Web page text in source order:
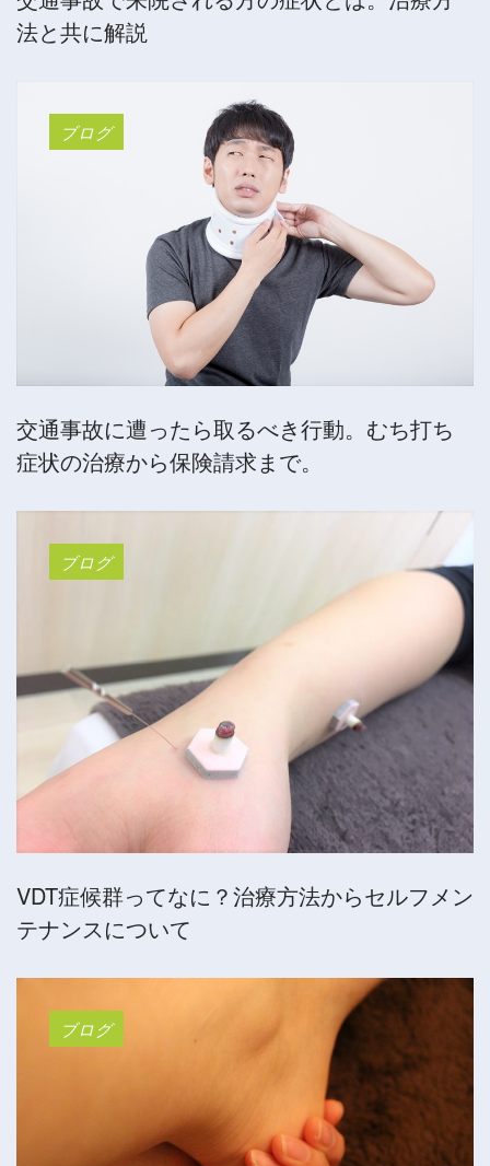
法と共に解説
ブログ
交通事故に遭ったら取るべき行動。むち打ち
症状の治療から保険請求まで。
ブログ
VDT症候群ってなに？治療方法からセルフメン
テナンスについて
ブログ